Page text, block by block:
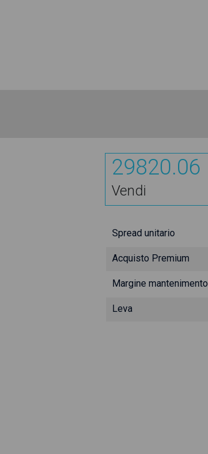
29820.06
Vendi
Spread unitario
Acquisto Premium
Margine mantenimento
Leva